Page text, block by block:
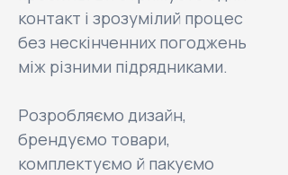
контакт і зрозумілий процес
без нескінченних погоджень
між різними підрядниками.​
Розробляємо дизайн,
брендуємо товари,
комплектуємо й пакуємо